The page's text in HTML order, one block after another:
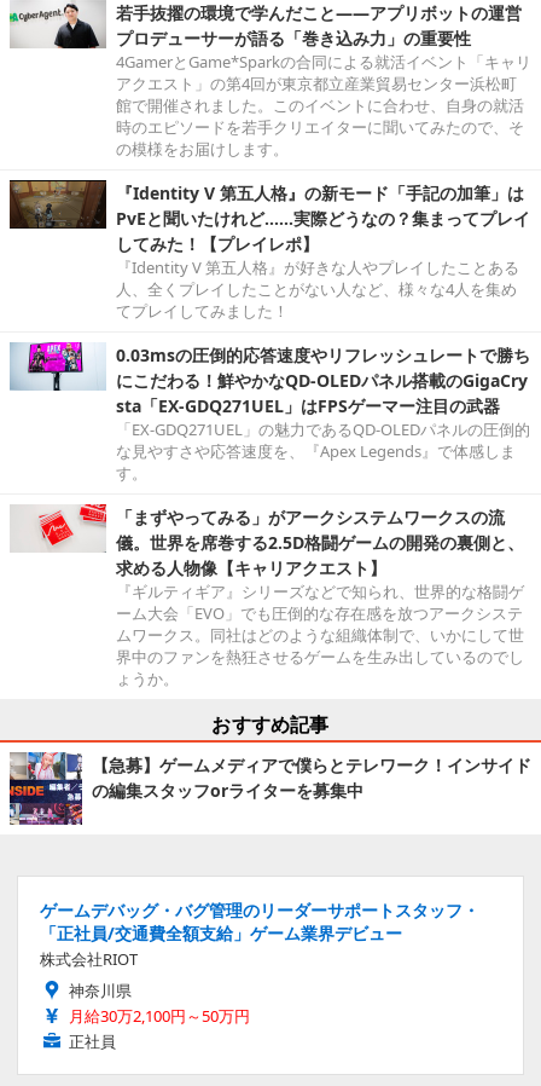
若手抜擢の環境で学んだこと――アプリボットの運営
プロデューサーが語る「巻き込み力」の重要性
4GamerとGame*Sparkの合同による就活イベント「キャリ
アクエスト」の第4回が東京都立産業貿易センター浜松町
館で開催されました。このイベントに合わせ、自身の就活
時のエピソードを若手クリエイターに聞いてみたので、そ
の模様をお届けします。
『Identity V 第五人格』の新モード「手記の加筆」は
PvEと聞いたけれど……実際どうなの？集まってプレイ
してみた！【プレイレポ】
『Identity V 第五人格』が好きな人やプレイしたことある
人、全くプレイしたことがない人など、様々な4人を集め
てプレイしてみました！
0.03msの圧倒的応答速度やリフレッシュレートで勝ち
にこだわる！鮮やかなQD-OLEDパネル搭載のGigaCry
sta「EX-GDQ271UEL」はFPSゲーマー注目の武器
「EX-GDQ271UEL」の魅力であるQD-OLEDパネルの圧倒的
な見やすさや応答速度を、『Apex Legends』で体感しま
す。
「まずやってみる」がアークシステムワークスの流
儀。世界を席巻する2.5D格闘ゲームの開発の裏側と、
求める人物像【キャリアクエスト】
『ギルティギア』シリーズなどで知られ、世界的な格闘ゲ
ーム大会「EVO」でも圧倒的な存在感を放つアークシステ
ムワークス。同社はどのような組織体制で、いかにして世
界中のファンを熱狂させるゲームを生み出しているのでし
ょうか。
おすすめ記事
【急募】ゲームメディアで僕らとテレワーク！インサイド
の編集スタッフorライターを募集中
ゲームデバッグ・バグ管理のリーダーサポートスタッフ・
「正社員/交通費全額支給」ゲーム業界デビュー
株式会社RIOT
神奈川県
月給30万2,100円～50万円
正社員